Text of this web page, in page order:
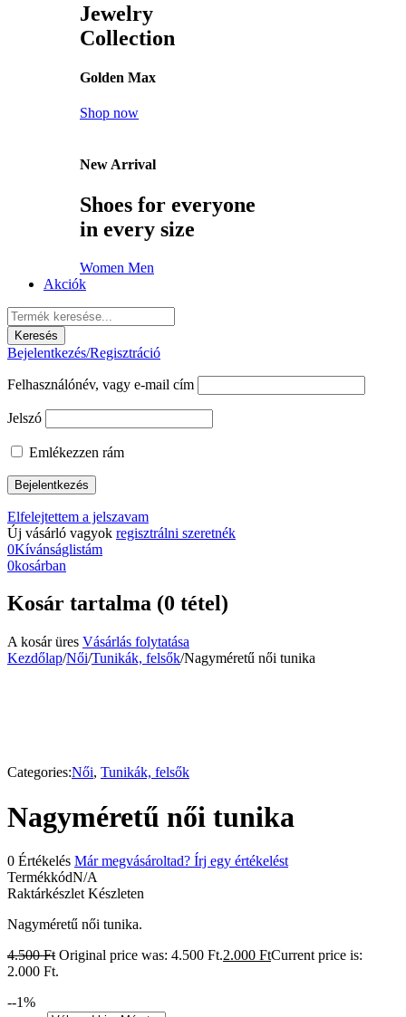
Jewelry
Collection
Golden Max
Shop now
New Arrival
Shoes for everyone
in every size
Women Men
Akciók
Bejelentkezés/Regisztráció
Felhasználónév, vagy e-mail cím
Jelszó
Emlékezzen rám
Elfelejtettem a jelszavam
Új vásárló vagyok regisztrálni szeretnék
0Kívánságlistám
0kosárban
Kosár tartalma (0 tétel)
A kosár üres Vásárlás folytatása
Kezdőlap/Női/Tunikák, felsők/Nagyméretű női tunika
Categories:Női, Tunikák, felsők
Nagyméretű női tunika
0 Értékelés Már megvásároltad? Írj egy értékelést
TermékkódN/A
Raktárkészlet Készleten
Nagyméretű női tunika.
4.500Ft Original price was: 4.500 Ft.2.000 FtCurrent price is:
2.000 Ft.
--1%